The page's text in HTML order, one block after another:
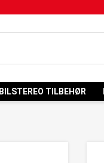
BILSTEREO TILBEHØR